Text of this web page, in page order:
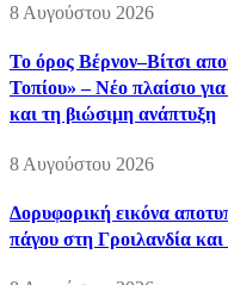
8 Αυγούστου 2026
Το όρος Βέρνον–Βίτσι
Τοπίου» – Νέο πλαίσιο
και τη βιώσιμη ανάπτυξη
8 Αυγούστου 2026
Δορυφορική εικόνα
πάγου στη Γροιλανδία